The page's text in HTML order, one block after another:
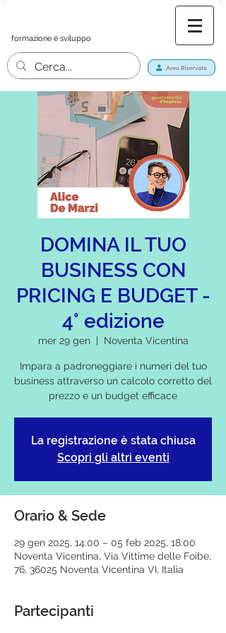
formazione è sviluppo
DOMINA IL TUO
BUSINESS CON
PRICING E BUDGET -
4° edizione
mer 29 gen
  |
Noventa Vicentina
Impara a padroneggiare i numeri del tuo
business attraverso un calcolo corretto del
prezzo e un budget efficace
La registrazione è stata chiusa
Scopri gli altri eventi
Orario & Sede
29 gen 2025, 14:00 – 05 feb 2025, 18:00
Noventa Vicentina, Via Vittime delle Foibe,
76, 36025 Noventa Vicentina VI, Italia
Partecipanti